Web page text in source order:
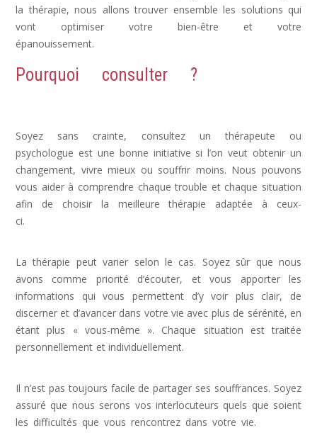
la thérapie, nous allons trouver ensemble les solutions qui
vont optimiser votre bien-être et votre
épanouissement.
Pourquoi consulter ?
Soyez sans crainte, consultez un thérapeute ou
psychologue est une bonne initiative si l’on veut obtenir un
changement, vivre mieux ou souffrir moins. Nous pouvons
vous aider à comprendre chaque trouble et chaque situation
afin de choisir la meilleure thérapie adaptée à ceux-
ci.
La thérapie peut varier selon le cas. Soyez sûr que nous
avons comme priorité d’écouter, et vous apporter les
informations qui vous permettent d’y voir plus clair, de
discerner et d’avancer dans votre vie avec plus de sérénité, en
étant plus « vous-même ». Chaque situation est traitée
personnellement et individuellement.
Il n’est pas toujours facile de partager ses souffrances. Soyez
assuré que nous serons vos interlocuteurs quels que soient
les difficultés que vous rencontrez dans votre vie.